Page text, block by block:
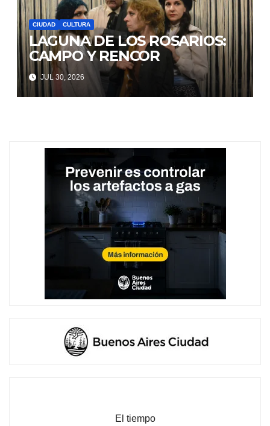
CIUDAD CULTURA
LAGUNA DE LOS ROSARIOS:
CAMPO Y RENCOR
JUL 30, 2026
El tiempo